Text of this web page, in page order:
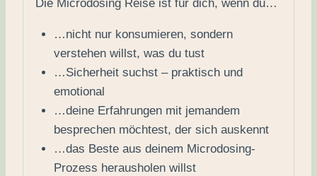
Die Microdosing Reise ist für dich, wenn du…
…nicht nur konsumieren, sondern
verstehen willst, was du tust
…Sicherheit suchst – praktisch und
emotional
…deine Erfahrungen mit jemandem
besprechen möchtest, der sich auskennt
…das Beste aus deinem Microdosing-
Prozess herausholen willst